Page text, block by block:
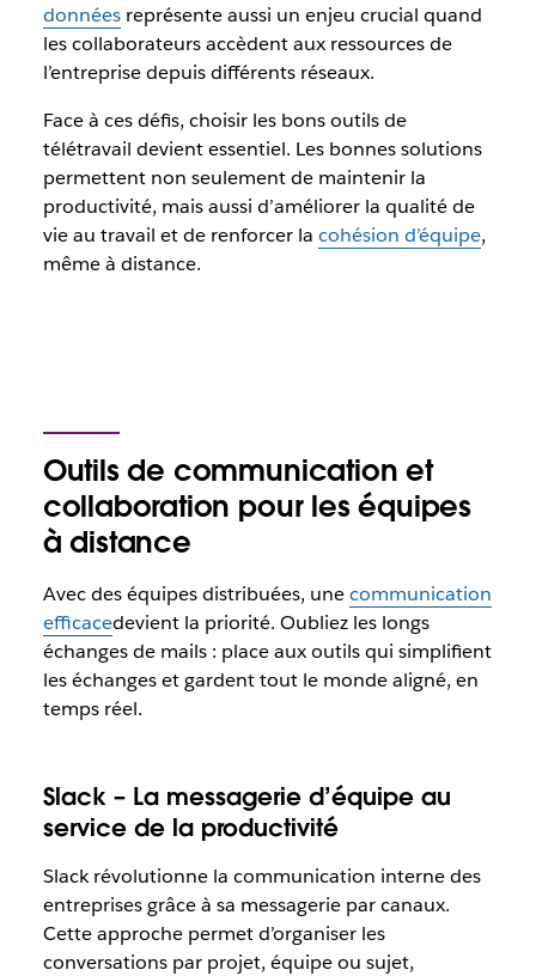
donnéesreprésente aussi un enjeu crucial quand
les collaborateurs accèdent aux ressources de
l’entreprise depuis différents réseaux.
Face à ces défis, choisir les bons outils de
télétravail devient essentiel. Les bonnes solutions
permettent non seulement de maintenir la
productivité, mais aussi d’améliorer la qualité de
vie au travail et de renforcer la cohésion d’équipe,
même à distance.
Outils de communication et
collaboration pour les équipes
à distance
Avec des équipes distribuées, unecommunication
efficacedevient la priorité. Oubliez les longs
échanges de mails : place aux outils qui simplifient
les échanges et gardent tout le monde aligné, en
temps réel.
Slack – La messagerie d’équipe au
service de la productivité
Slack révolutionne la communication interne des
entreprises grâce à sa messagerie par canaux.
Cette approche permet d’organiser les
conversations par projet, équipe ou sujet,